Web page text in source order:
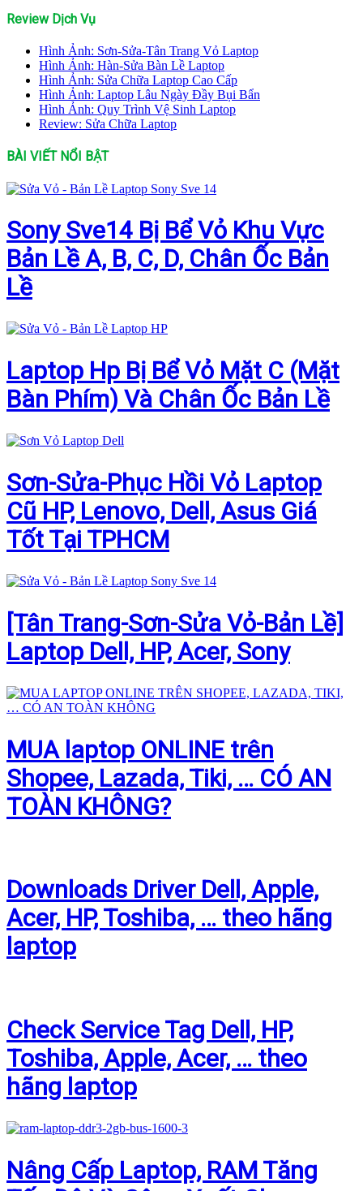
Review Dịch Vụ
Hình Ảnh: Sơn-Sửa-Tân Trang Vỏ Laptop
Hình Ảnh: Hàn-Sửa Bàn Lề Laptop
Hình Ảnh: Sửa Chữa Laptop Cao Cấp
Hình Ảnh: Laptop Lâu Ngày Đầy Bụi Bẩn
Hình Ảnh: Quy Trình Vệ Sinh Laptop
Review: Sửa Chữa Laptop
BÀI VIẾT NỔI BẬT
Sony Sve14 Bị Bể Vỏ Khu Vực
Bản Lề A, B, C, D, Chân Ốc Bản
Lề
Laptop Hp Bị Bể Vỏ Mặt C (Mặt
Bàn Phím) Và Chân Ốc Bản Lề
Sơn-Sửa-Phục Hồi Vỏ Laptop
Cũ HP, Lenovo, Dell, Asus Giá
Tốt Tại TPHCM
[Tân Trang-Sơn-Sửa Vỏ-Bản Lề]
Laptop Dell, HP, Acer, Sony
MUA laptop ONLINE trên
Shopee, Lazada, Tiki, … CÓ AN
TOÀN KHÔNG?
Downloads Driver Dell, Apple,
Acer, HP, Toshiba, … theo hãng
laptop
Check Service Tag Dell, HP,
Toshiba, Apple, Acer, … theo
hãng laptop
Nâng Cấp Laptop, RAM Tăng